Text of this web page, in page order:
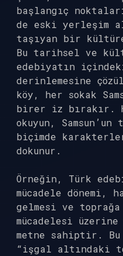
başlangıç
de eski yerleşim
taşıyan bir
Bu tarihsel ve
edebiyatın
derinlemesine
köy, her sokak
birer iz bırakır.
okuyun,
biçimde
dokunur.
Örneğin, Türk
mücadele dönemi,
gelmesi ve toprağa
mücadelesi üzerine
metne sahiptir. Bu
“işgal altındaki